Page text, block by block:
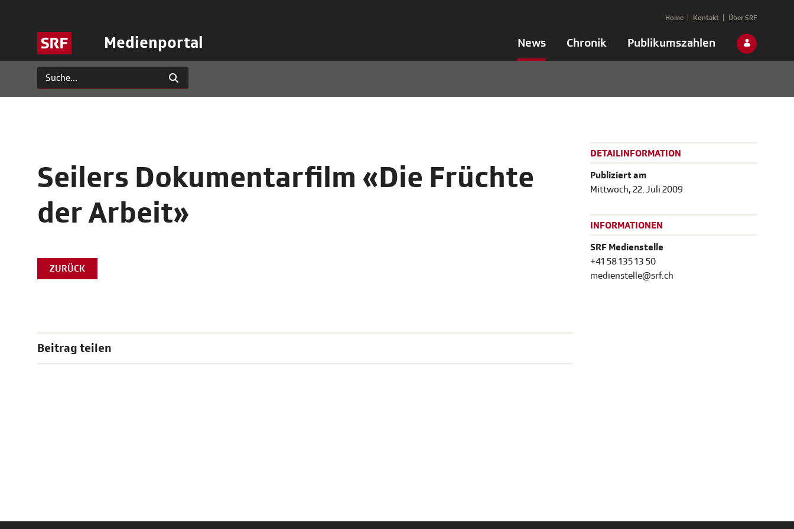
Medienportal News Chronik Publikumszahlen
Home Kontakt Über SRF
Seilers Dokumentarfilm «Die Früchte
der Arbeit»
ZURÜCK
Beitrag teilen
DETAILINFORMATION
Publiziert am
Mittwoch, 22. Juli 2009
INFORMATIONEN
SRF Medienstelle
+41 58 135 13 50
medienstelle@srf.ch